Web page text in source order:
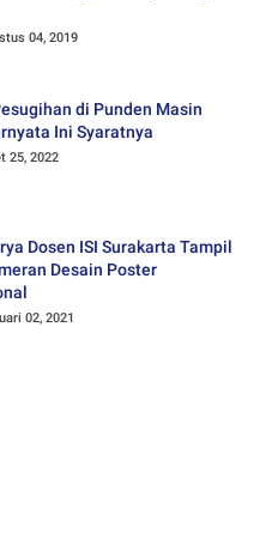
04, 2019
di Punden Masin
Ini Syaratnya
25, 2022
Dosen ISI Surakarta Tampil
Desain Poster
02, 2021